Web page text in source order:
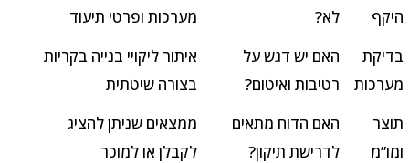
היקף
לא?
מערכות ופרטי תיעוד
בדיקת
מערכות
האם יש דגש על
רטיבות ואיטום?
איתור ליקויי בנייה בקריות
בצורה שיטתית
תוצר
ומו”מ
האם הדוח מתאים
לדרישת תיקון?
ממצאים שניתן להציג
לקבלן או למוכר